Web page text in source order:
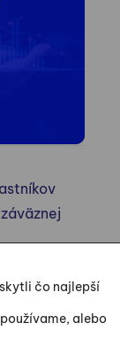
čo najlepší
alebo